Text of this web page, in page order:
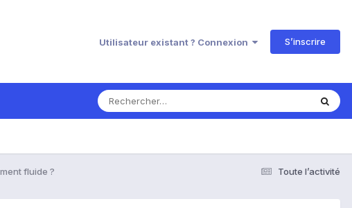
Utilisateur existant ? Connexion S’inscrire
Toute l’activité
fluide ?